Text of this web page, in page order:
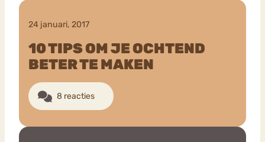
24 januari, 2017
10 TIPS OM JE OCHTEND
BETER TE MAKEN
8 reacties